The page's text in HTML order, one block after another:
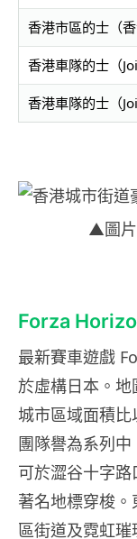
香港市區的士（香
香港車隊的士（
香港車隊的士（
▲圖片
Forza
最新賽車遊戲
於虛構日本。
城市區域面積
團隊譽為系列
可於澀谷十字
著名地標穿梭
區街道及霓虹